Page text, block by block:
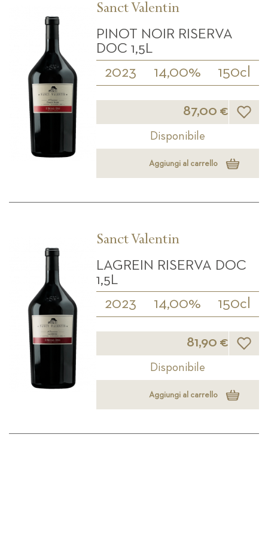
Sanct Valentin
PINOT NOIR RISERVA
DOC 1,5L
2023 14,00% 150cl
87,00 € Lista
Disponibile
Aggiungi al carrello
Sanct Valentin
LAGREIN RISERVA DOC
1,5L
2023 14,00% 150cl
81,90 € Lista
Disponibile
Aggiungi al carrello